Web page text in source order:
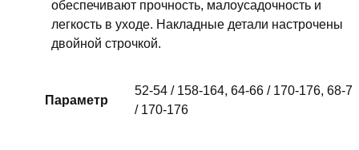
обеспечивают прочность, малоусадочность и
легкость в уходе. Накладные детали настрочены
двойной строчкой.
Параметр
52-54 / 158-164, 64-66 / 170-176, 68-70
/ 170-176